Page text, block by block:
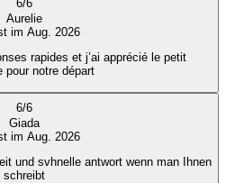
6/6
Aurelie
im Aug. 2026
rapides et j’ai apprécié le petit
pour notre départ
6/6
Giada
im Aug. 2026
und svhnelle antwort wenn man Ihnen
schreibt